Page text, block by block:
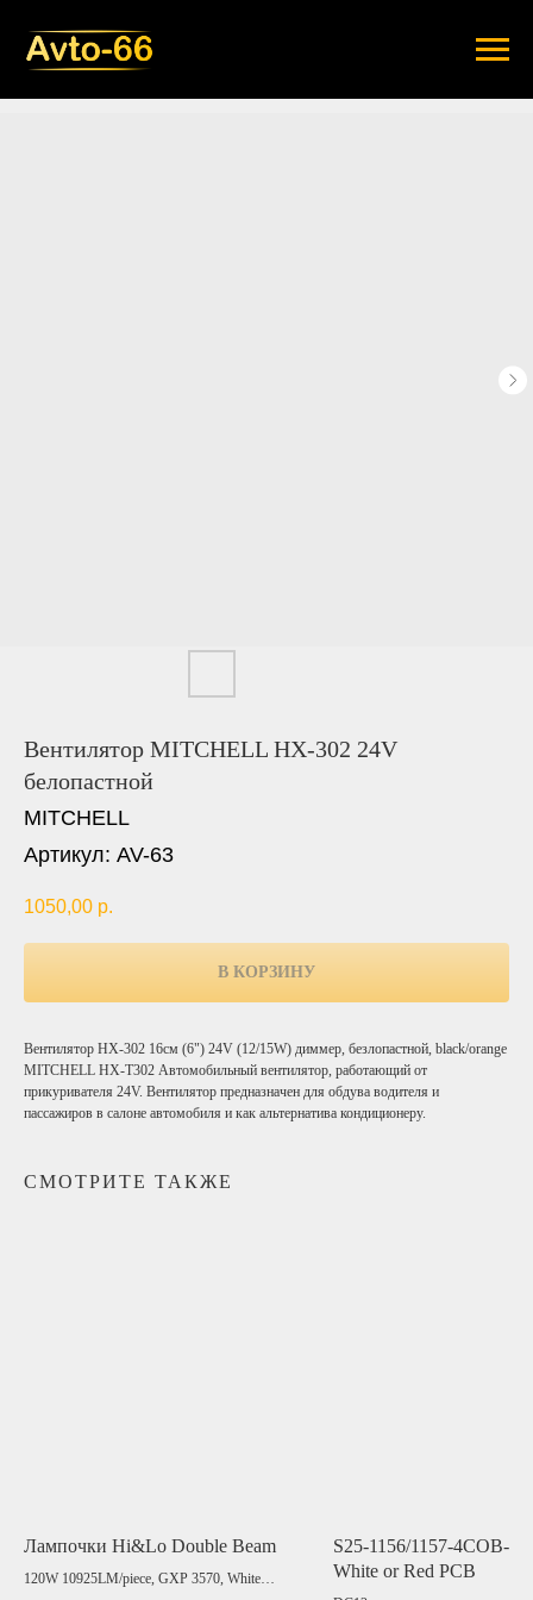
Вентилятор MITCHELL HX-302 24V
белопастной
MITCHELL
Артикул: AV-63
1050,00 р.
В КОРЗИНУ
Вентилятор HX-302 16см (6") 24V (12/15W) диммер, безлопастной, black/orange
MITCHELL HX-T302 Автомобильный вентилятор, работающий от
прикуривателя 24V. Вентилятор предназначен для обдува водителя и
пассажиров в салоне автомобиля и как альтернатива кондиционеру.
СМОТРИТЕ ТАКЖЕ
Лампочки Hi&Lo Double Beam
120W 10925LM/piece, GXP 3570, White
S25-1156/1157-4COB-
White or Red PCB